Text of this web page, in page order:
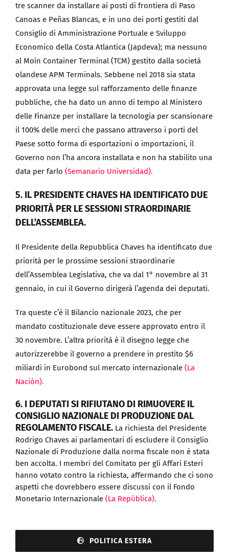
tre scanner da installare ai posti di frontiera di Paso
Canoas e Peñas Blancas, e in uno dei porti gestiti dal
Consiglio di Amministrazione Portuale e Sviluppo
Economico della Costa Atlantica (Japdeva); ma nessuno
al Moín Container Terminal (TCM) gestito dalla società
olandese APM Terminals. Sebbene nel 2018 sia stata
approvata una legge sul rafforzamento delle finanze
pubbliche, che ha dato un anno di tempo al Ministero
delle Finanze per installare la tecnologia per scansionare
il 100% delle merci che passano attraverso i porti del
Paese sotto forma di esportazioni o importazioni, il
Governo non l’ha ancora installata e non ha stabilito una
data per farlo (Semanario Universidad).
5. IL PRESIDENTE CHAVES HA IDENTIFICATO DUE
PRIORITÀ PER LE SESSIONI STRAORDINARIE
DELL’ASSEMBLEA.
Il Presidente della Repubblica Chaves ha identificato due
priorità per le prossime sessioni straordinarie
dell’Assemblea Legislativa, che va dal 1° novembre al 31
gennaio, in cui il Governo dirigerà l’agenda dei deputati.
Tra queste c’è il Bilancio nazionale 2023, che per
mandato costituzionale deve essere approvato entro il
30 novembre. L’altra priorità è il disegno legge che
autorizzerebbe il governo a prendere in prestito $6
miliardi in Eurobond sul mercato internazionale (La
Nación).
6. I DEPUTATI SI RIFIUTANO DI RIMUOVERE IL
CONSIGLIO NAZIONALE DI PRODUZIONE DAL
REGOLAMENTO FISCALE. La richiesta del Presidente
Rodrigo Chaves ai parlamentari di escludere il Consiglio
Nazionale di Produzione dalla norma fiscale non è stata
ben accolta. I membri del Comitato per gli Affari Esteri
hanno votato contro la richiesta, affermando che ci sono
aspetti che dovrebbero essere discussi con il Fondo
Monetario Internazionale (La República).
POLITICA ESTERA